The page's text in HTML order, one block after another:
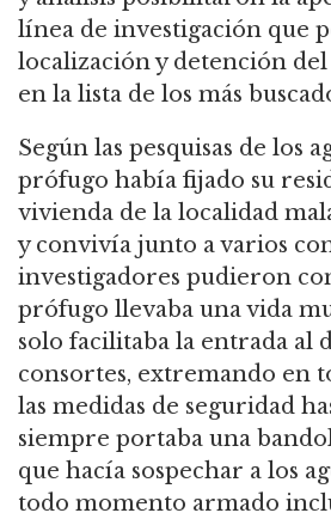
línea de investigación que
localización y detención
en la lista de los más
Según las pesquisas de los
prófugo había fijado su
vivienda de la localidad
y convivía junto a varios
investigadores pudieron
prófugo llevaba una vida
solo facilitaba la entrada al
consortes, extremando en
las medidas de seguridad
siempre portaba una
que hacía sospechar a los
todo momento armado